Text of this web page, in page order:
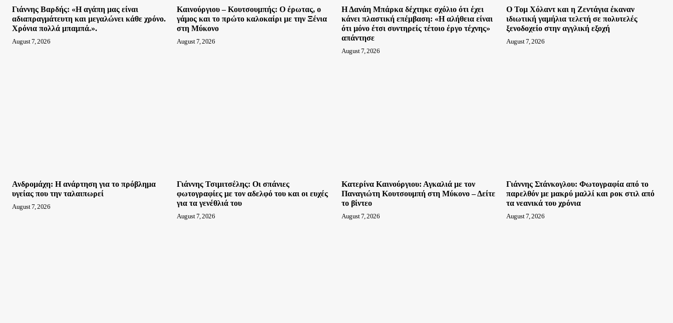
Γιάννης Βαρδής: «Η αγάπη μας είναι
αδιαπραγμάτευτη και μεγαλώνει κάθε χρόνο.
Χρόνια πολλά μπαμπά.».
August 7, 2026
Καινούργιου – Κουτσουμπής: Ο έρωτας, ο
γάμος και το πρώτο καλοκαίρι με την Ξένια
στη Μύκονο
August 7, 2026
Η Δανάη Μπάρκα δέχτηκε σχόλιο ότι έχει
κάνει πλαστική επέμβαση: «Η αλήθεια είναι
ότι μόνο έτσι συντηρείς τέτοιο έργο τέχνης»
απάντησε
August 7, 2026
O Τομ Χόλαντ και η Ζεντάγια έκαναν
ιδιωτική γαμήλια τελετή σε πολυτελές
ξενοδοχείο στην αγγλική εξοχή
August 7, 2026
Ανδρομάχη: Η ανάρτηση για το πρόβλημα
υγείας που την ταλαιπωρεί
August 7, 2026
Γιάννης Τσιμιτσέλης: Οι σπάνιες
φωτογραφίες με τον αδελφό του και οι ευχές
για τα γενέθλιά του
August 7, 2026
Κατερίνα Καινούργιου: Αγκαλιά με τον
Παναγιώτη Κουτσουμπή στη Μύκονο – Δείτε
το βίντεο
August 7, 2026
Γιάννης Στάνκογλου: Φωτογραφία από το
παρελθόν με μακρύ μαλλί και ροκ στιλ από
τα νεανικά του χρόνια
August 7, 2026